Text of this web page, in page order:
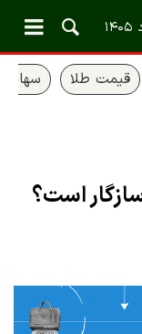
قیمت طلا سهام
است؟